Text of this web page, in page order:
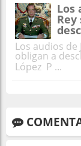
Los
Los audios de
obligan a
López P ...